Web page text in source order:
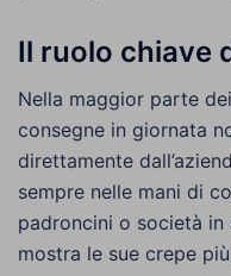
Il ruolo chiave
Nella maggior parte
consegne in giornata
direttamente
sempre nelle mani di
padroncini o società in
mostra le sue crepe